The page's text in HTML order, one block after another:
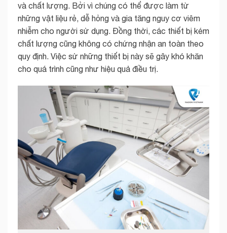
và chất lượng. Bởi vì chúng có thể được làm từ
những vật liệu rẻ, dễ hỏng và gia tăng nguy cơ viêm
nhiễm cho người sử dụng. Đồng thời, các thiết bị kém
chất lượng cũng không có chứng nhận an toàn theo
quy định. Việc sử những thiết bị này sẽ gây khó khăn
cho quá trình cũng như hiệu quả điều trị.